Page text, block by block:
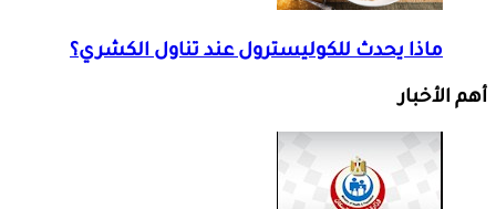
ماذا يحدث للكوليسترول عند تناول الكشري؟
أهم الأخبار